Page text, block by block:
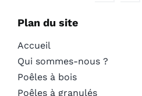
Plan du site
Accueil
Qui sommes-nous ?
Poêles à bois
Poêles à granulés